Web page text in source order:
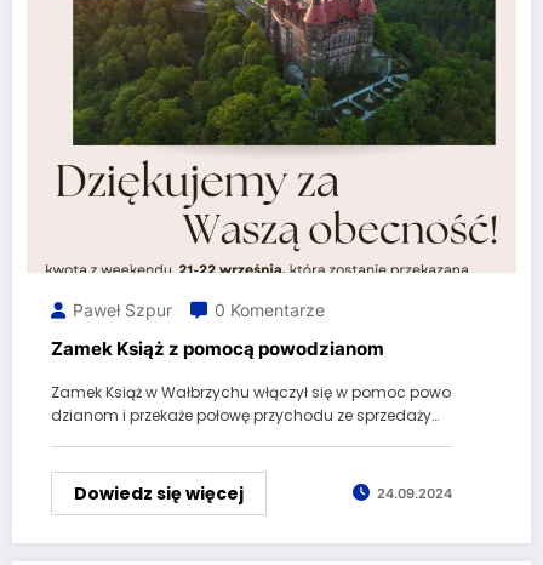
Paweł Szpur 0 Komentarze
Zamek Książ z pomocą powodzianom
Zamek Książ w Wałbrzychu włączył się w pomoc powo
dzianom i przekaże połowę przychodu ze sprzedaży…
Dowiedz się więcej 24.09.2024